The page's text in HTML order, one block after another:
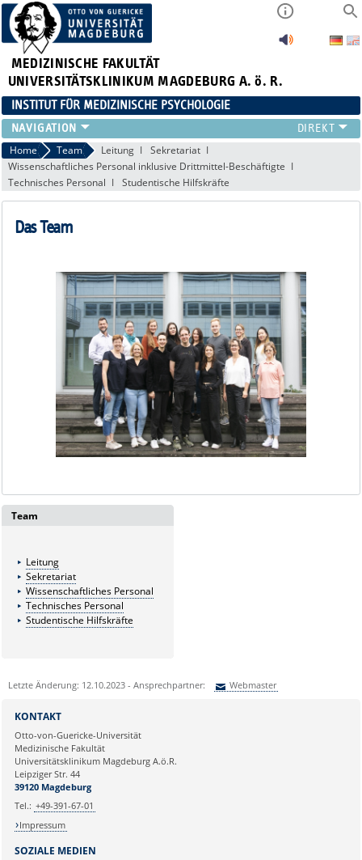
MEDIZINISCHE FAKULTÄT
UNIVERSITÄTSKLINIKUM MAGDEBURG A. ö. R.
INSTITUT FÜR MEDIZINISCHE PSYCHOLOGIE
TEAM
LEHRE
FORSCHUNG
EMERITUS
Home Team Leitung
Sekretariat
Wissenschaftliches Personal inklusive Drittmittel-Beschäftigte
Technisches Personal
Studentische Hilfskräfte
Das Team
Team
Leitung
Sekretariat
Wissenschaftliches Personal
Technisches Personal
Studentische Hilfskräfte
Letzte Änderung: 12.10.2023 - Ansprechpartner: Webmaster
Ihre E-Mailadresse:
Ihr Anliegen:
SOZIALE MEDIEN
KONTAKT
Otto-von-Guericke-Universität
Medizinische Fakultät
Universitätsklinikum Magdeburg A.ö.R.
Leipziger Str. 44
39120 Magdeburg
Tel.: +49-391-67-01
Impressum